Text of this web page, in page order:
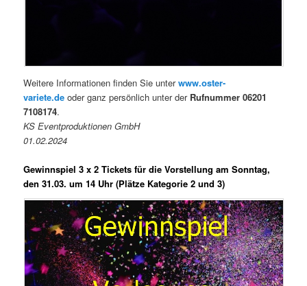
Weitere Informationen finden Sie unterwww.oster-
variete.de oder ganz persönlich unter der Rufnummer 06201
7108174.
KS Eventproduktionen GmbH
01.02.2024
Gewinnspiel 3 x 2 Tickets für die Vorstellung am Sonntag,
den 31.03. um 14 Uhr (Plätze Kategorie 2 und 3)